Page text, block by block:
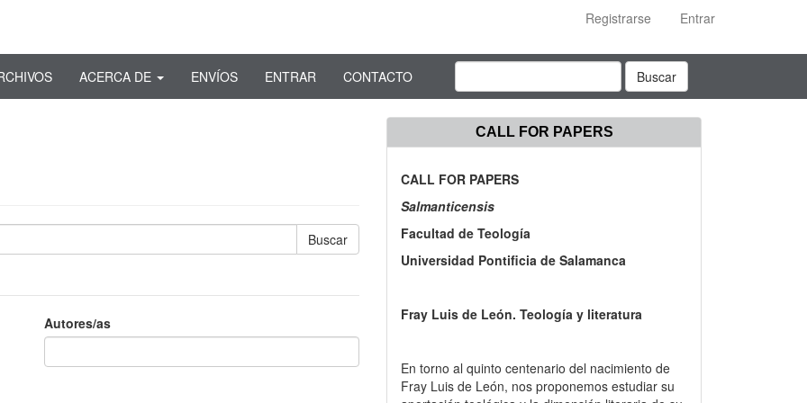
Registrarse
Entrar
ACERCA DE ENVÍOS ENTRAR CONTACTO Buscar
Autores/as
CALL FOR PAPERS
CALL FOR PAPERS
Salmanticensis
Facultad de Teología
Universidad Pontificia de Salamanca
Fray Luis de León. Teología y literatura
En torno al quinto centenario del nacimiento de
Fray Luis de León, nos proponemos estudiar su